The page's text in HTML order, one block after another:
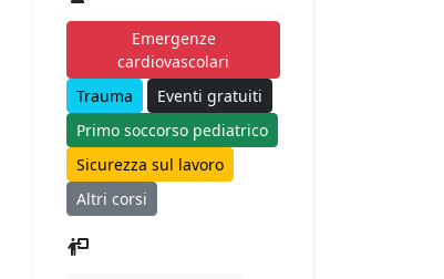
Emergenze
cardiovascolari
Trauma
Eventi gratuiti
Primo soccorso pediatrico
Sicurezza sul lavoro
Altri corsi